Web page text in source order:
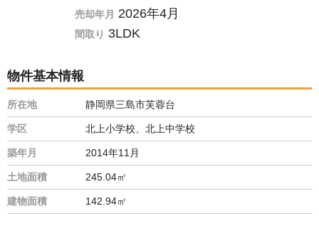
売却年月 2026年4月
間取り 3LDK
物件基本情報
所在地 静岡県三島市芙蓉台
学区 北上小学校、北上中学校
築年月 2014年11月
土地面積 245.04㎡
建物面積 142.94㎡